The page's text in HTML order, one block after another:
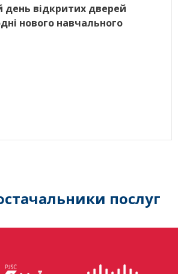
день відкритих дверей
нового навчального
послуг